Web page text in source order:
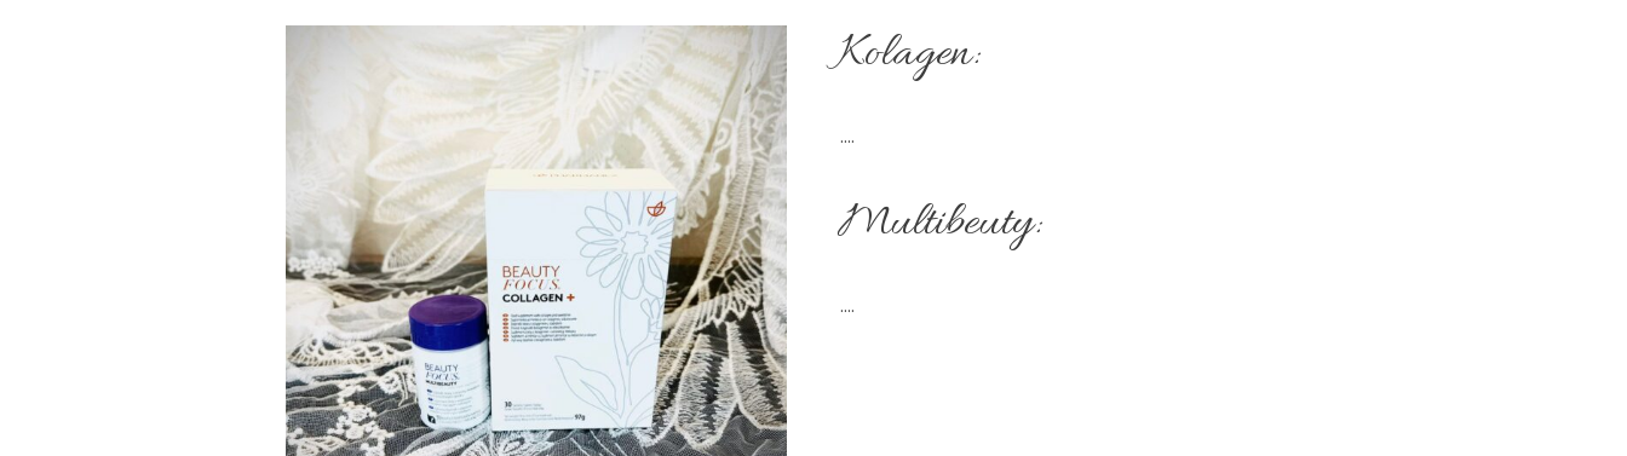
Kolagen:
....
Multibeuty:
....